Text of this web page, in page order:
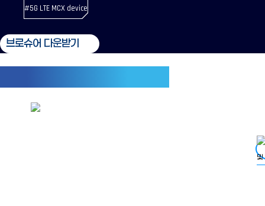
#5G LTE MCX device
브로슈어 다운받기